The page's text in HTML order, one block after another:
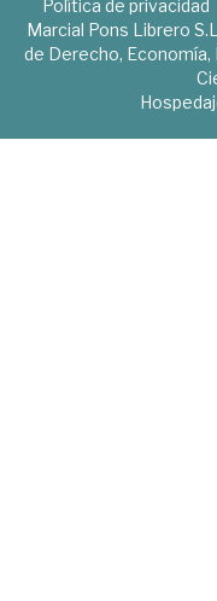
Política de privacidad
Marcial Pons Librero
de Derecho, Economía,